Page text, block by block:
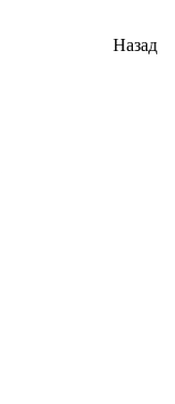
Назад